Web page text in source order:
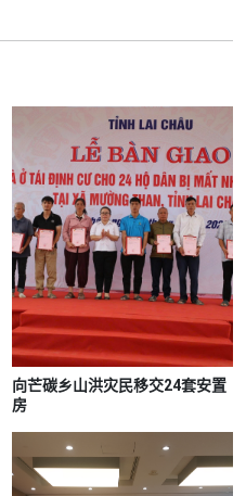
向芒碳乡山洪灾民移交24套安置
房